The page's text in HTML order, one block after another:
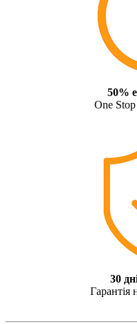
50%
One
30
Гарантія